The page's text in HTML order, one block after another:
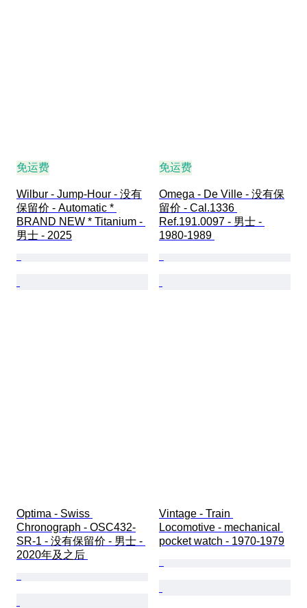
免运费
Wilbur - Jump-Hour - 没有
保留价 - Automatic *
BRAND NEW * Titanium -
男士 - 2025
免运费
Omega - De Ville - 没有保
留价 - Cal.1336
Ref.191.0097 - 男士 -
1980-1989
Optima - Swiss
Chronograph - OSC432-
SR-1 - 没有保留价 - 男士 -
2020年及之后
Vintage - Train
Locomotive - mechanical
pocket watch - 1970-1979